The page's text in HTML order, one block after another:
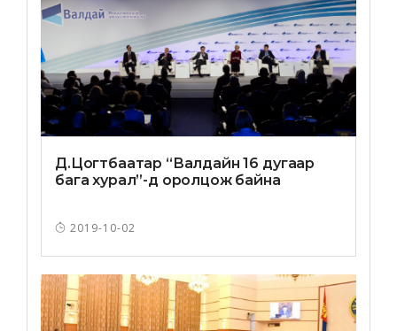
Д.Цогтбаатар “Валдайн 16 дугаар
бага хурал”-д оролцож байна
2019-10-02